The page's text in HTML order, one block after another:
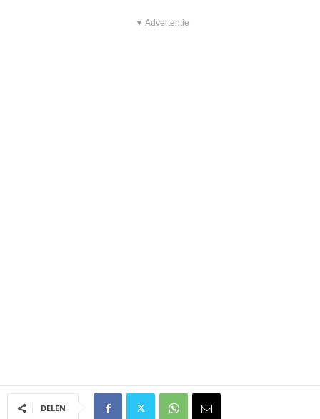
▼ Advertentie
DELEN